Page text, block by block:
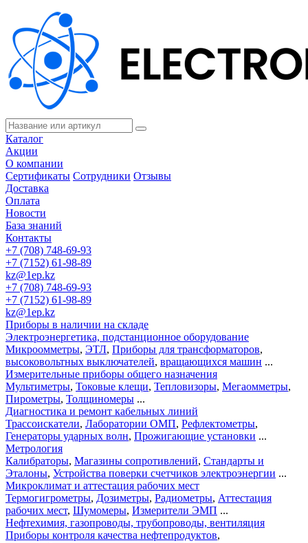
Каталог
Акции
О компании
Сертификаты Сотрудники Отзывы
Доставка
Оплата
Новости
База знаний
Контакты
+7 (708) 748-69-93
+7 (7152) 61-98-89
kz@1ep.kz
+7 (708) 748-69-93
+7 (7152) 61-98-89
kz@1ep.kz
Приборы в наличии на складе
Электроэнергетика, подстанционное оборудование
Микроомметры, ЭТЛ, Приборы для трансформаторов,
высоковольтных выключателей, вращающихся машин ...
Измерительные приборы общего назначения
Мультиметры, Токовые клещи, Тепловизоры, Мегаомметры,
Пирометры, Толщиномеры ...
Диагностика и ремонт кабельных линий
Трассоискатели, Лаборатории ОМП, Рефлектометры,
Генераторы ударных волн, Прожигающие установки ...
Метрология
Калибраторы, Магазины сопротивлений, Стандарты и
Эталоны, Устройства поверки счетчиков электроэнергии ...
Микроклимат и аттестация рабочих мест
Термогигрометры, Дозиметры, Радиометры, Аттестация
рабочих мест, Шумомеры, Измерители ЭМП ...
Нефтехимия, газопроводы, трубопроводы, вентиляция
Приборы контроля качества нефтепродуктов,